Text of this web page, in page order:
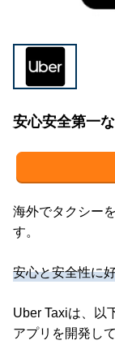
安心安全第一
海外でタクシー
す。
安心と安全性に
Uber Taxiは、以
アプリを開発し